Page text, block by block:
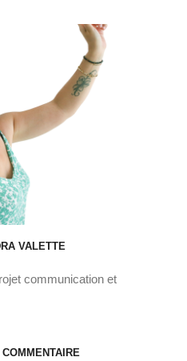
VALETTE
communication et